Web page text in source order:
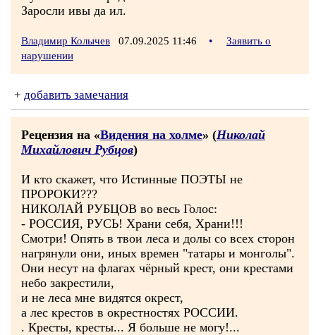
Заросли ивы да ил.
Владимир Колычев 07.09.2025 11:46 •
Заявить о
нарушении
+ добавить замечания
Рецензия на «Видения на холме» (Николай
Михайлович Рубцов)
И кто скажет, что Истинные ПОЭТЫ не
ПРОРОКИ???
НИКОЛАЙ РУБЦОВ во весь Голос:
- РОССИЯ, РУСЬ! Храни себя, Храни!!!
Смотри! Опять в твои леса и долы со всех сторон
нагрянули они, иных времен "татары и монголы".
Они несут на флагах чёрный крест, они крестами
небо закрестили,
и не леса мне видятся окрест,
а лес крестов в окрестностях РОССИИ.
. Кресты, кресты... Я больше не могу!...